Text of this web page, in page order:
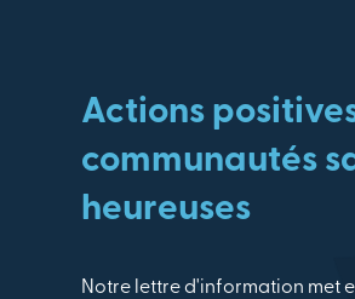
Actions
communautés
heureuses
Notre lettre d'information met